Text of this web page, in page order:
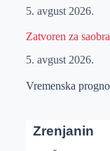
5. avgust 2026.
Zatvoren za
5. avgust 2026.
Vremenska